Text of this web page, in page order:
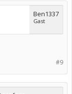
Ben1337
Gast
#9